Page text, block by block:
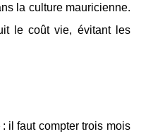
la culture mauricienne.
le coût vie, évitant les
il faut compter trois mois